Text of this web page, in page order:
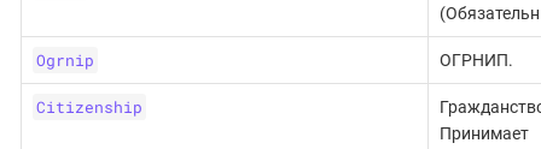
Ogrnip ОГРНИП.
Citizenship
Принимает